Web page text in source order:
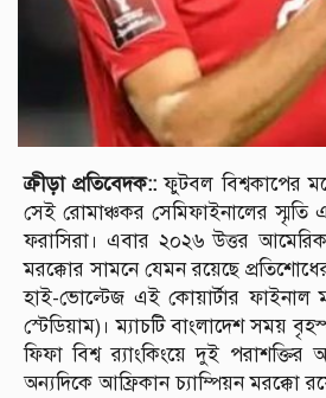
ক্রীড়া প্রতিবেদক:: ফুটবল বিশ্বকাপের
সেই রোমাঞ্চকর সেমিফাইনালের
ফরাসিরা। এবার ২০২৬ উত্তর
মরক্কোর সামনে যেমন রয়েছে
হাই-ভোল্টেজ এই কোয়ার্টার ফাইনাল
স্টেডিয়াম)। ম্যাচটি বাংলাদেশ সময়
ফিফা বিশ্ব র‌্যাংকিংয়ে দুই পরাশক্তির
অন্যদিকে আফ্রিকান চ্যাম্পিয়ন মরক্কো